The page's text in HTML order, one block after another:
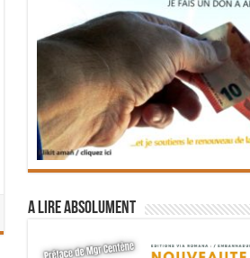
A lire absolument